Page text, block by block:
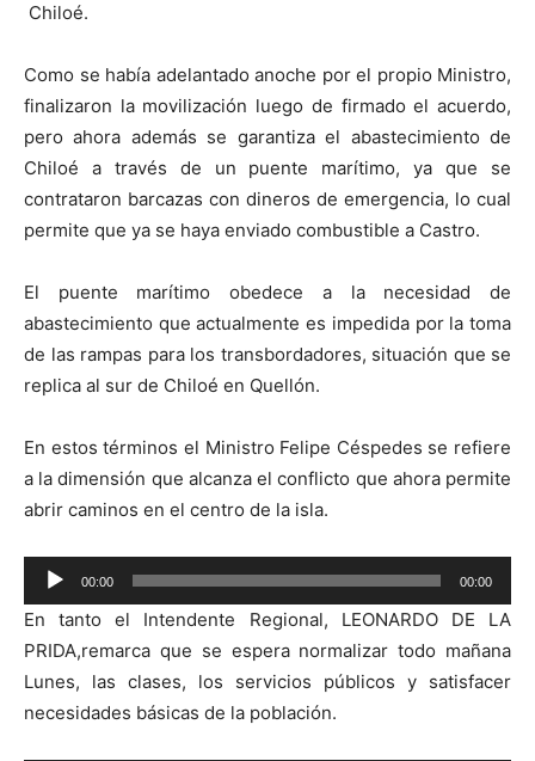
Chiloé.
Como se había adelantado anoche por el propio Ministro,
finalizaron la movilización luego de firmado el acuerdo,
pero ahora además se garantiza el abastecimiento de
Chiloé a través de un puente marítimo, ya que se
contrataron barcazas con dineros de emergencia, lo cual
permite que ya se haya enviado combustible a Castro.
El puente marítimo obedece a la necesidad de
abastecimiento que actualmente es impedida por la toma
de las rampas para los transbordadores, situación que se
replica al sur de Chiloé en Quellón.
En estos términos el Ministro Felipe Céspedes se refiere
a la dimensión que alcanza el conflicto que ahora permite
abrir caminos en el centro de la isla.
Reproductor
de
audio
00:00 00:00
En tanto el Intendente Regional, LEONARDO DE LA
PRIDA,remarca que se espera normalizar todo mañana
Lunes, las clases, los servicios públicos y satisfacer
necesidades básicas de la población.